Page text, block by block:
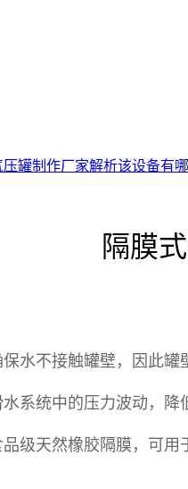
压罐制作厂家解析该设备有
隔膜
水不接触罐壁，因此罐
系统中的压力波动，降
级天然橡胶隔膜，可用